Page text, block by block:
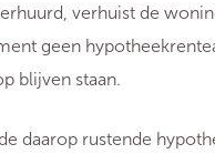
verhuist de
geen
blijven staan.
daarop rustende